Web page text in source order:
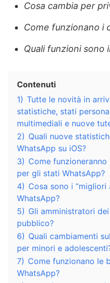
Cosa cambia per
Come funzionano i
Quali funzioni sono
Contenuti
1) Tutte le novità in
statistiche, stati
multimediali e nuove
2) Quali nuove
WhatsApp su iOS?
3) Come
per gli stati WhatsApp?
4) Cosa sono i “migliori
WhatsApp?
5) Gli amministratori
pubblico?
6) Quali cambiamenti
per minori e
7) Come funzionano le
WhatsApp?